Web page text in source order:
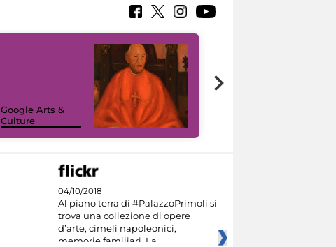
Google Arts &
Culture
04/10/2018
Al piano terra di #PalazzoPrimoli si
trova una collezione di opere
d’arte, cimeli napoleonici,
memorie familiari. La